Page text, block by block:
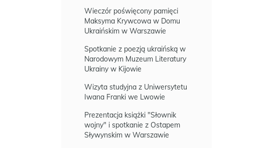
Wieczór poświęcony pamięci
Maksyma Krywcowa w Domu
Ukraińskim w Warszawie
Spotkanie z poezją ukraińską w
Narodowym Muzeum Literatury
Ukrainy w Kijowie
Wizyta studyjna z Uniwersytetu
Iwana Franki we Lwowie
Prezentacja książki "Słownik
wojny" i spotkanie z Ostapem
Sływynskim w Warszawie